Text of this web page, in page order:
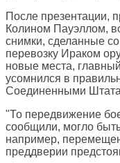
После презентации,
Колином Пауэллом,
снимки, сделанные
перевозку Ираком
новые места,
усомнился в
Соединенными
"То передвижение
сообщили, могло
например,
преддверии